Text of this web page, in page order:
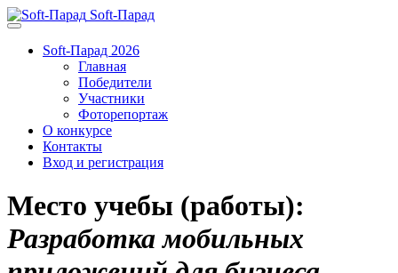
Soft-Парад
Soft-Парад 2026
Главная
Победители
Участники
Фоторепортаж
О конкурсе
Контакты
Вход и регистрация
Место учебы (работы):
Разработка мобильных